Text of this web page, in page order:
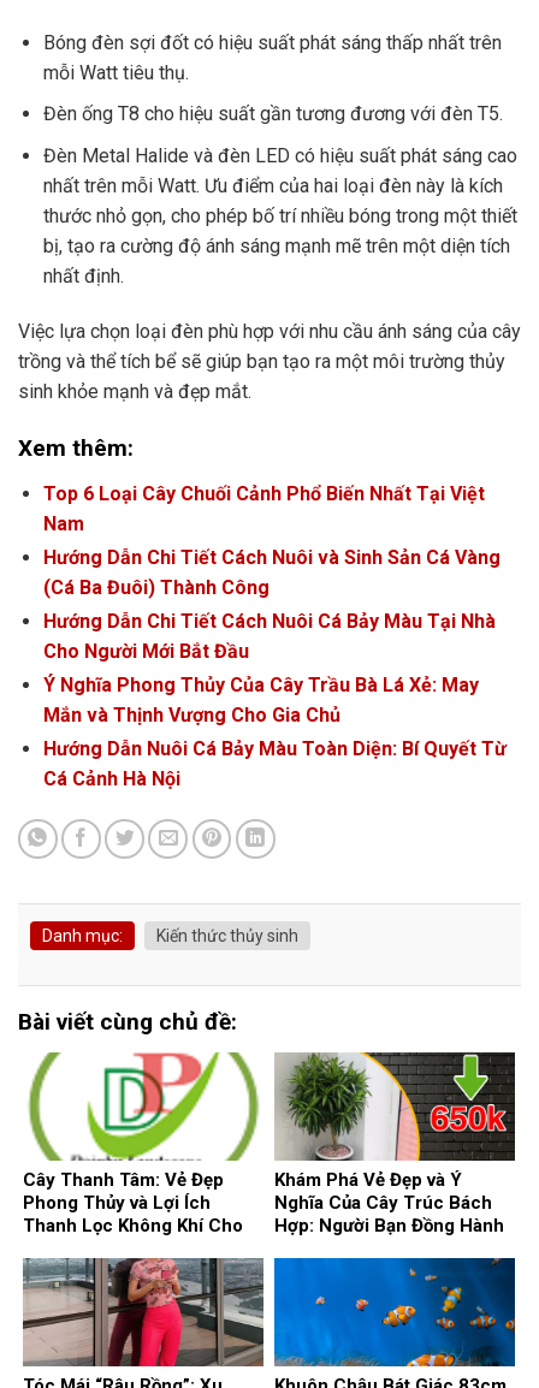
Bóng đèn sợi đốt có hiệu suất phát sáng thấp nhất trên
mỗi Watt tiêu thụ.
Đèn ống T8 cho hiệu suất gần tương đương với đèn T5.
Đèn Metal Halide và đèn LED có hiệu suất phát sáng cao
nhất trên mỗi Watt. Ưu điểm của hai loại đèn này là kích
thước nhỏ gọn, cho phép bố trí nhiều bóng trong một thiết
bị, tạo ra cường độ ánh sáng mạnh mẽ trên một diện tích
nhất định.
Việc lựa chọn loại đèn phù hợp với nhu cầu ánh sáng của cây
trồng và thể tích bể sẽ giúp bạn tạo ra một môi trường thủy
sinh khỏe mạnh và đẹp mắt.
Xem thêm:
Top 6 Loại Cây Chuối Cảnh Phổ Biến Nhất Tại Việt
Nam
Hướng Dẫn Chi Tiết Cách Nuôi và Sinh Sản Cá Vàng
(Cá Ba Đuôi) Thành Công
Hướng Dẫn Chi Tiết Cách Nuôi Cá Bảy Màu Tại Nhà
Cho Người Mới Bắt Đầu
Ý Nghĩa Phong Thủy Của Cây Trầu Bà Lá Xẻ: May
Mắn và Thịnh Vượng Cho Gia Chủ
Hướng Dẫn Nuôi Cá Bảy Màu Toàn Diện: Bí Quyết Từ
Cá Cảnh Hà Nội
Danh mục: Kiến thức thủy sinh
Bài viết cùng chủ đề:
Cây Thanh Tâm: Vẻ Đẹp
Phong Thủy và Lợi Ích
Thanh Lọc Không Khí Cho
Khám Phá Vẻ Đẹp và Ý
Nghĩa Của Cây Trúc Bách
Hợp: Người Bạn Đồng Hành